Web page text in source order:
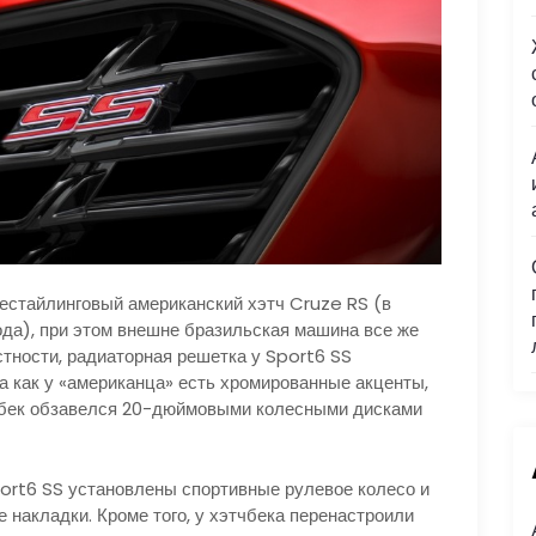
американский хэтч Cruze RS (в
при этом внешне бразильская машина все же
радиаторная решетка у Sport6 SS
у «американца» есть хромированные акценты,
обзавелся 20-дюймовыми колесными дисками
SS установлены спортивные рулевое колесо и
Кроме того, у хэтчбека перенастроили